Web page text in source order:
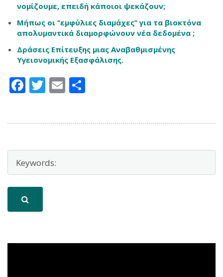
νομίζουμε, επειδή κάποιοι ψεκάζουν;
Μήπως οι ‘’εμφύλιες διαμάχες’’ για τα βιοκτόνα
απολυμαντικά διαμορφώνουν νέα δεδομένα ;
Δράσεις Επίτευξης μιας Αναβαθμισμένης
Υγειονομικής Εξασφάλισης.
Facebook
Twitter
Email